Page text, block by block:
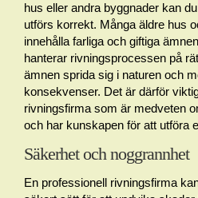
hus eller andra byggnader kan
utförs korrekt. Många äldre hus
innehålla farliga och giftiga
hanterar rivningsprocessen på
ämnen sprida sig i naturen och
konsekvenser. Det är därför
rivningsfirma som är medveten
och har kunskapen för att utföra
Säkerhet och noggrannhet
En professionell rivningsfirma